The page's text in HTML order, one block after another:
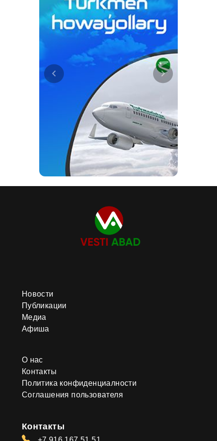
Новости
Публикации
Медиа
Афиша
О нас
Контакты
Политика конфиденциалности
Соглашения пользователя
Контакты